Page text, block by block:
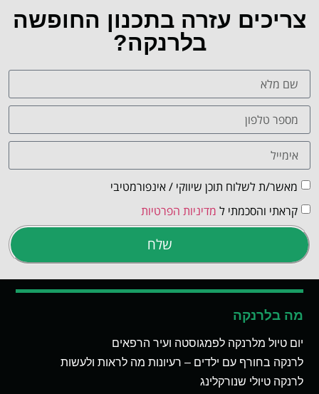
צריכים עזרה בתכנון החופשה
בלרנקה?
מאשר/ת לשלוח תוכן שיווקי / אינפורמטיבי
קראתי והסכמתי ל מדיניות הפרטיות
שלח
מה בלרנקה
יום טיול מלרנקה לפמגוסטה ועיר הרפאים
לרנקה בחורף עם ילדים – רעיונות מה לראות ולעשות
לרנקה טיולי שנורקלינג